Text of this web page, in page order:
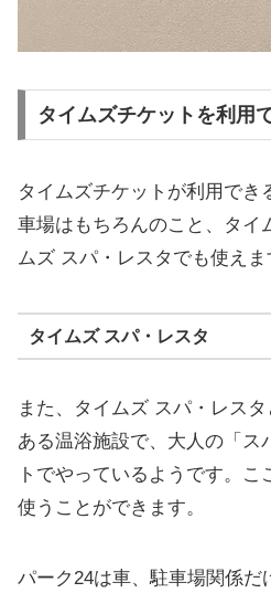
タイムズチケットを利用
タイムズチケットが利用でき
車場はもちろんのこと、タイ
ムズ スパ・レスタでも使えま
タイムズ スパ・レスタ
また、タイムズ スパ・レス
ある温浴施設で、大人の「ス
トでやっているようです。
使うことができます。
パーク24は車、駐車場関係だ